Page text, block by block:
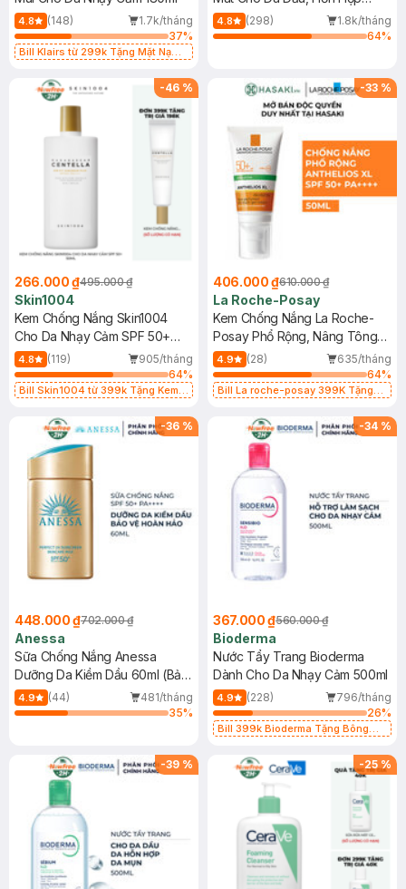
4.8 (148)
1.7k/tháng
37%
Bill Klairs từ 299k Tặng Mặt Nạ
25ml (SL Có Hạn)
400ml
4.8 (298)
1.8k/tháng
64%
-46 %
266.000 ₫495.000 ₫
Skin1004
Kem Chống Nắng Skin1004
Cho Da Nhạy Cảm SPF 50+
50ml
4.8 (119)
905/tháng
64%
Bill Skin1004 từ 399k Tặng Kem
SPF 50+ 20ml (SL Có Hạn)
-33 %
406.000 ₫610.000 ₫
La Roche-Posay
Kem Chống Nắng La Roche-
Posay Phổ Rộng, Nâng Tông
Kiềm Dầu 50ml
4.9 (28)
635/tháng
64%
Bill La roche-posay 399K Tặng
(SL có hạn)
-36 %
448.000 ₫702.000 ₫
Anessa
Sữa Chống Nắng Anessa
Dưỡng Da Kiềm Dầu 60ml (Bản
Mới)
4.9 (44)
481/tháng
35%
-34 %
367.000 ₫560.000 ₫
Bioderma
Nước Tẩy Trang Bioderma
Dành Cho Da Nhạy Cảm 500ml
4.9 (228)
796/tháng
26%
Bill 399k Bioderma Tặng Bông
-39 % -25 %